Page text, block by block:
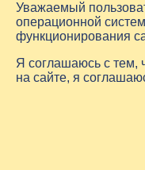
Уважаемый
операционной
функционирования
Я соглашаюсь с тем,
на сайте, я